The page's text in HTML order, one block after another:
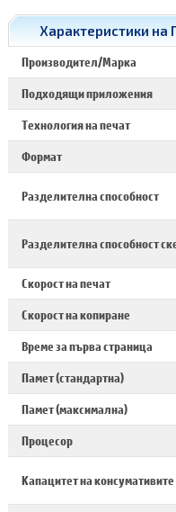
Характеристики на
Производител/Марка
Подходящи приложения
Технология на печат
Формат
Разделителна способност
Разделителна способност
Скорост на печат
Скорост на копиране
Време за първа страница
Памет (стандартна)
Памет (максимална)
Процесор
Капацитет на консумативите